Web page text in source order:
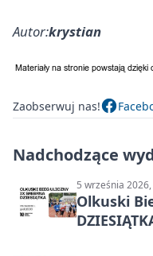
Autor:krystian
Zaobserwuj nas!
Nadchodzące
5 września
Olkuski